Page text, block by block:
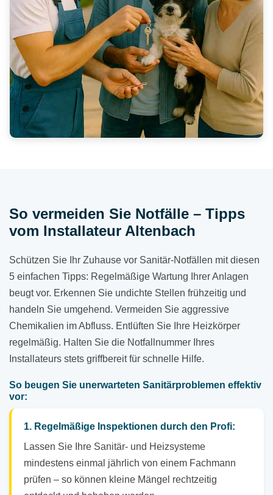
So vermeiden Sie Notfälle – Tipps
vom Installateur Altenbach
Schützen Sie Ihr Zuhause vor Sanitär-Notfällen mit diesen
5 einfachen Tipps: Regelmäßige Wartung Ihrer Anlagen
beugt vor. Erkennen Sie undichte Stellen frühzeitig und
handeln Sie umgehend. Vermeiden Sie aggressive
Chemikalien im Abfluss. Entlüften Sie Ihre Heizkörper
regelmäßig. Halten Sie die Notfallnummer Ihres
Installateurs stets griffbereit für schnelle Hilfe.
So beugen Sie unerwarteten Sanitärproblemen effektiv
vor:
1. Regelmäßige Inspektionen durch den Profi:
Lassen Sie Ihre Sanitär- und Heizsysteme
mindestens einmal jährlich von einem Fachmann
prüfen – so können kleine Mängel rechtzeitig